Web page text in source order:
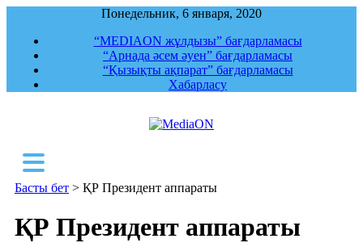
Понедельник, 6 января, 2020
“MEDIAON жұлдызы” бағдарламасы
“Арнада әсем әуен” бағдарламасы
“Қызықты ақпарат” бағдарламасы
Хабарласу
Басты бет > ҚР Президент аппараты
ҚР Президент аппараты